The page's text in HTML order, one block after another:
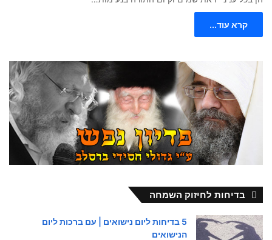
קרא עוד...
בדיחות לחיזוק השמחה
5 בדיחות ליום נישואים | עם ברכות ליום
הנישואים